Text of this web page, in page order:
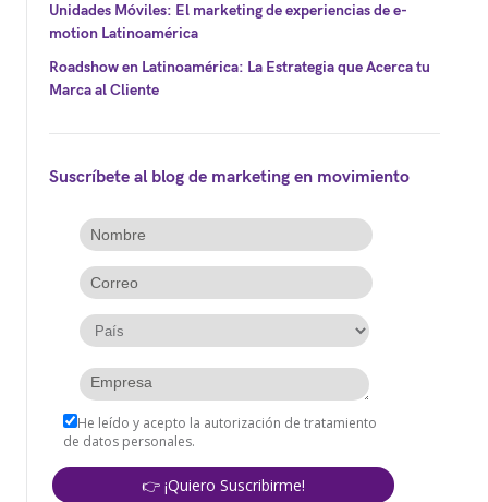
Unidades Móviles: El marketing de experiencias de e-
motion Latinoamérica
Roadshow en Latinoamérica: La Estrategia que Acerca tu
Marca al Cliente
Suscríbete al blog de marketing en movimiento